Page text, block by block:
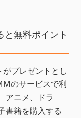
と無料ポイント
プレゼントとし
のサービスで利
アニメ、ドラ
書籍を購入する